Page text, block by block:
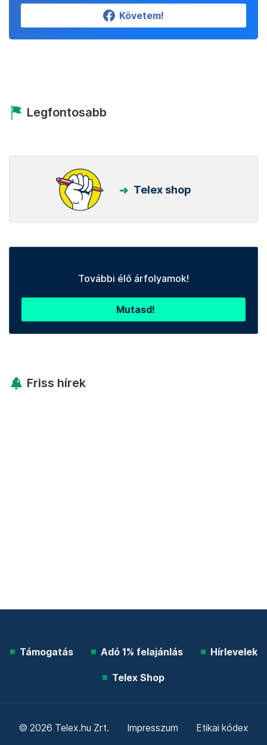
Követem!
Legfontosabb
Telex shop
További élő árfolyamok!
Mutasd!
Friss hírek
Támogatás Adó 1% felajánlás Hírlevelek
Telex Shop
© 2026 Telex.hu Zrt. Impresszum Etikai kódex